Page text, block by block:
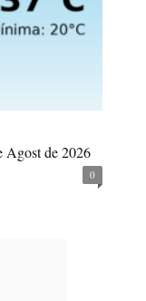
Agost de 2026
0